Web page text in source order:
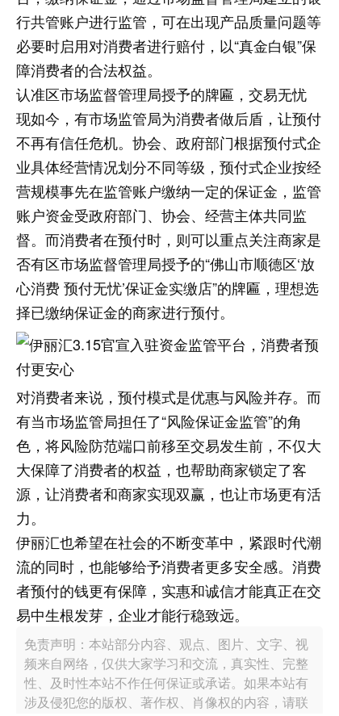
行共管账户进行监管，可在出现产品质量问题等
必要时启用对消费者进行赔付，以“真金白银”保
障消费者的合法权益。
认准区市场监督管理局授予的牌匾，交易无忧
现如今，有市场监管局为消费者做后盾，让预付
不再有信任危机。协会、政府部门根据预付式企
业具体经营情况划分不同等级，预付式企业按经
营规模事先在监管账户缴纳一定的保证金，监管
账户资金受政府部门、协会、经营主体共同监
督。而消费者在预付时，则可以重点关注商家是
否有区市场监督管理局授予的“佛山市顺德区‘放
心消费 预付无忧’保证金实缴店”的牌匾，理想选
择已缴纳保证金的商家进行预付。
对消费者来说，预付模式是优惠与风险并存。而
有当市场监管局担任了“风险保证金监管”的角
色，将风险防范端口前移至交易发生前，不仅大
大保障了消费者的权益，也帮助商家锁定了客
源，让消费者和商家实现双赢，也让市场更有活
力。
伊丽汇也希望在社会的不断变革中，紧跟时代潮
流的同时，也能够给予消费者更多安全感。消费
者预付的钱更有保障，实惠和诚信才能真正在交
易中生根发芽，企业才能行稳致远。
免责声明：本站部分内容、观点、图片、文字、视
频来自网络，仅供大家学习和交流，真实性、完整
性、及时性本站不作任何保证或承诺。如果本站有
涉及侵犯您的版权、著作权、肖像权的内容，请联